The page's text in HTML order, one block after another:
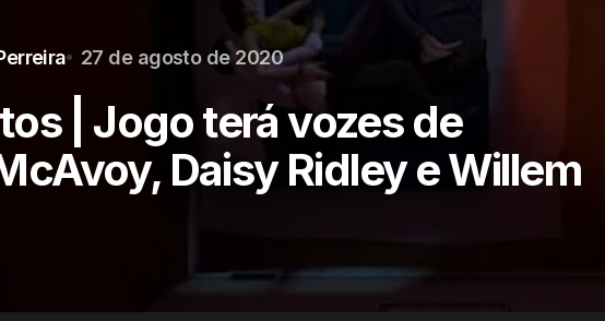
27 de agosto de 2020
| Jogo terá vozes de
Daisy Ridley e Willem